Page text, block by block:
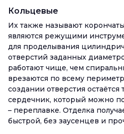
Кольцевые
Их также называют
являются режущими
для проделывания
отверстий заданных
работают чище, чем
врезаются по всему
создании отверстия
сердечник, который можно
– переплавке. Отделка
быстрой, без заусенцев и